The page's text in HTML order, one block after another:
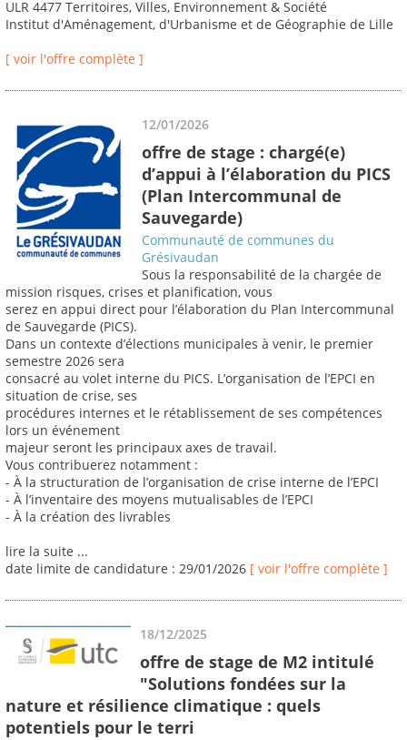
ULR 4477 Territoires, Villes, Environnement & Société
Institut d'Aménagement, d'Urbanisme et de Géographie de Lille
[ voir l'offre complète ]
12/01/2026
offre de stage : chargé(e)
d’appui à l’élaboration du PICS
(Plan Intercommunal de
Sauvegarde)
Communauté de communes du
Grésivaudan
Sous la responsabilité de la chargée de
mission risques, crises et planification, vous
serez en appui direct pour l’élaboration du Plan Intercommunal
de Sauvegarde (PICS).
Dans un contexte d’élections municipales à venir, le premier
semestre 2026 sera
consacré au volet interne du PICS. L’organisation de l’EPCI en
situation de crise, ses
procédures internes et le rétablissement de ses compétences
lors un événement
majeur seront les principaux axes de travail.
Vous contribuerez notamment :
- À la structuration de l’organisation de crise interne de l’EPCI
- À l’inventaire des moyens mutualisables de l’EPCI
- À la création des livrables
lire la suite ...
date limite de candidature : 29/01/2026 [ voir l'offre complète ]
18/12/2025
offre de stage de M2 intitulé
"Solutions fondées sur la
nature et résilience climatique : quels
potentiels pour le terri